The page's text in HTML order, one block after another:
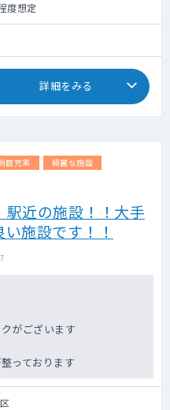
度想定
詳細をみる
数充実
綺麗な施設
駅近の施設！！大手
施設です！！
がございます
っております